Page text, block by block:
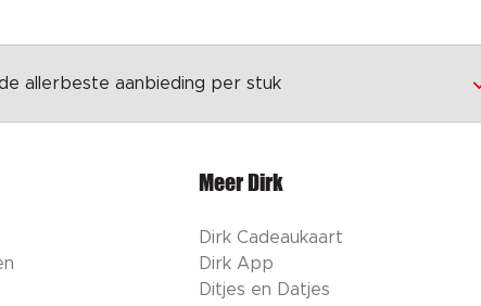
allerbeste aanbieding per stuk
Meer Dirk
Dirk Cadeaukaart
Dirk App
Ditjes en Datjes